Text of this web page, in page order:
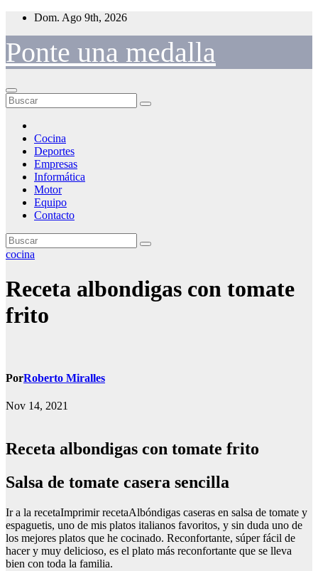
Saltar
contenido
Dom. Ago 9th, 2026
Ponte una medalla
Cocina
Deportes
Empresas
Informática
Motor
Equipo
Contacto
cocina
Receta albondigas con tomate
frito
PorRoberto Miralles
Nov 14, 2021
Receta albondigas con tomate frito
Salsa de tomate casera sencilla
Ir a la recetaImprimir recetaAlbóndigas caseras en salsa de tomate y
espaguetis, uno de mis platos italianos favoritos, y sin duda uno de
los mejores platos que he cocinado. Reconfortante, súper fácil de
hacer y muy delicioso, es el plato más reconfortante que se lleva
bien con toda la familia.